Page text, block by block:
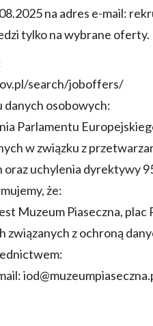
na adres e-mail:
tylko na wybrane oferty.
search/joboffers/
danych osobowych:
Parlamentu
w związku z
uchylenia dyrektywy
że:
Muzeum Piaseczna, plac
z ochroną